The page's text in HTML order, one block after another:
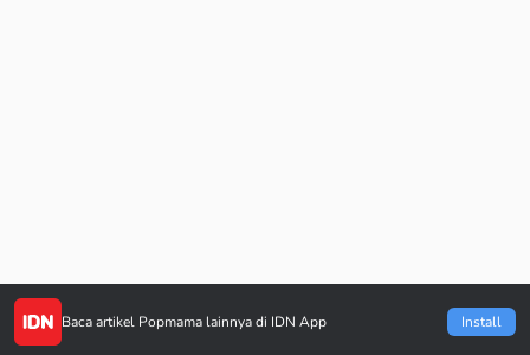
Baca artikel Popmama lainnya di IDN App Install